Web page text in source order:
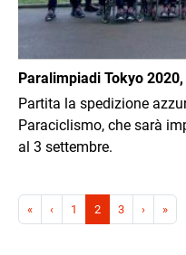
Paralimpiadi Tokyo
Partita la spedizione
Paraciclismo, che sarà
al 3 settembre.
Paginazione
«Prima pagina
‹Pagina precedente
1 2 3 ›Pagina
»